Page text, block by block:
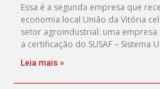
Essa é a segunda empresa que
economia local União da Vitória
setor agroindustrial: uma
a certificação do SUSAF – Sistema
Leia mais »